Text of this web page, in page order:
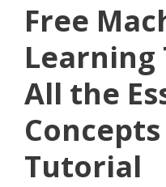
Free
Learning
All the
Tutorial